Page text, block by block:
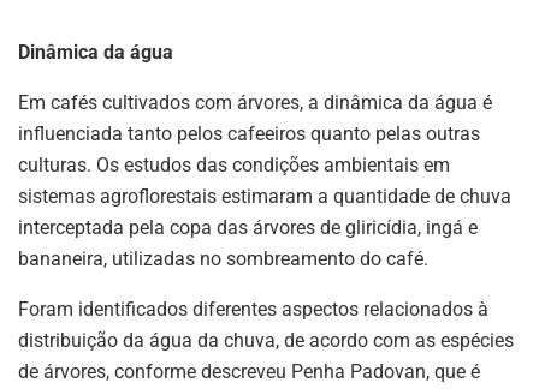
Dinâmica da água
Em cafés cultivados com árvores, a dinâmica da água é
influenciada tanto pelos cafeeiros quanto pelas outras
culturas. Os estudos das condições ambientais em
sistemas agroflorestais estimaram a quantidade de chuva
interceptada pela copa das árvores de gliricídia, ingá e
bananeira, utilizadas no sombreamento do café.
Foram identificados diferentes aspectos relacionados à
distribuição da água da chuva, de acordo com as espécies
de árvores, conforme descreveu Penha Padovan, que é